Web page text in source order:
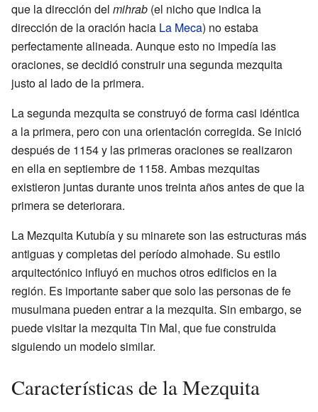
que la dirección del mihrab (el nicho que indica la
dirección de la oración hacia La Meca) no estaba
perfectamente alineada. Aunque esto no impedía las
oraciones, se decidió construir una segunda mezquita
justo al lado de la primera.
La segunda mezquita se construyó de forma casi idéntica
a la primera, pero con una orientación corregida. Se inició
después de 1154 y las primeras oraciones se realizaron
en ella en septiembre de 1158. Ambas mezquitas
existieron juntas durante unos treinta años antes de que la
primera se deteriorara.
La Mezquita Kutubía y su minarete son las estructuras más
antiguas y completas del período almohade. Su estilo
arquitectónico influyó en muchos otros edificios en la
región. Es importante saber que solo las personas de fe
musulmana pueden entrar a la mezquita. Sin embargo, se
puede visitar la mezquita Tin Mal, que fue construida
siguiendo un modelo similar.
Características de la Mezquita